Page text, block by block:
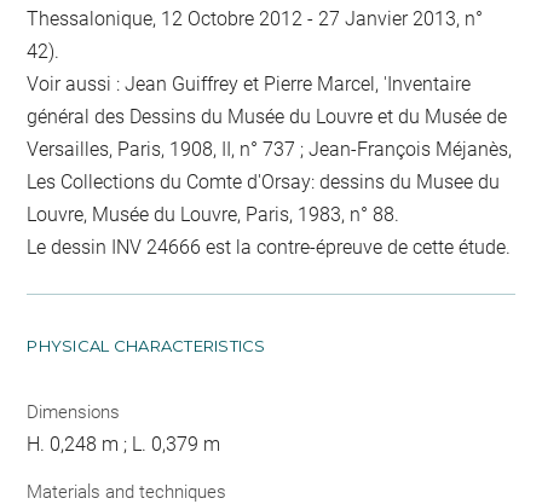
Thessalonique, 12 Octobre 2012 - 27 Janvier 2013, n°
42).
Voir aussi : Jean Guiffrey et Pierre Marcel, 'Inventaire
général des Dessins du Musée du Louvre et du Musée de
Versailles, Paris, 1908, II, n° 737 ; Jean-François Méjanès,
Les Collections du Comte d'Orsay: dessins du Musee du
Louvre, Musée du Louvre, Paris, 1983, n° 88.
Le dessin INV 24666 est la contre-épreuve de cette étude.
PHYSICAL CHARACTERISTICS
Dimensions
H. 0,248 m ; L. 0,379 m
Materials and techniques